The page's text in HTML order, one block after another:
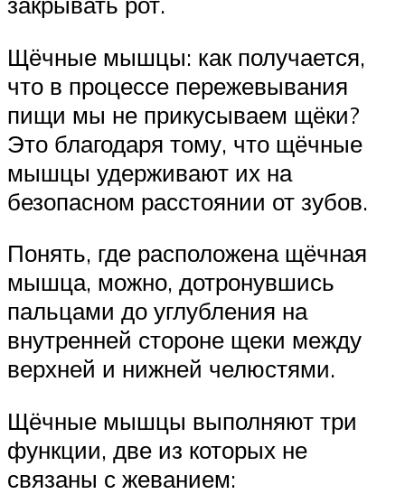
Щёчные мышцы: как получается,
что в процессе пережевывания
пищи мы не прикусываем щёки?
Это благодаря тому, что щёчные
мышцы удерживают их на
безопасном расстоянии от зубов.
Понять, где расположена щёчная
мышца, можно, дотронувшись
пальцами до углубления на
внутренней стороне щеки между
верхней и нижней челюстями.
Щёчные мышцы выполняют три
функции, две из которых не
связаны с жеванием: